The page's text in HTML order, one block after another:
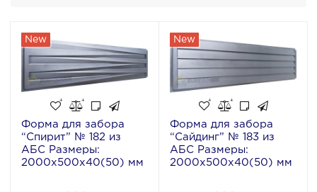
New
Форма для забора
“Спирит” № 182 из
АБС Размеры:
2000х500х40(50) мм
New
Форма для забора
“Сайдинг” № 183 из
АБС Размеры:
2000х500х40(50) мм